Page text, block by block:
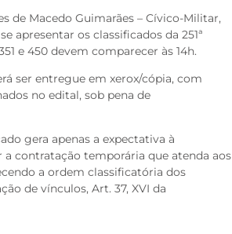
de Macedo Guimarães – Cívico-Militar,
apresentar os classificados da 251ª
e 450 devem comparecer às 14h.
ser entregue em xerox/cópia, com
no edital, sob pena de
gera apenas a expectativa à
contratação temporária que atenda aos
a ordem classificatória dos
de vínculos, Art. 37, XVI da